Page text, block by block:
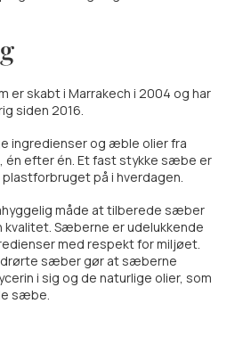
er skabt i Marrakech i 2004 og har
siden 2016.
ingredienser og æble olier fra
én efter én. Et fast stykke sæbe er
på i hverdagen.
måde at tilberede sæber
kvalitet. Sæberne er udelukkende
med respekt for miljøet.
sæber gør at sæberne
i sig og de naturlige olier, som
sæbe.